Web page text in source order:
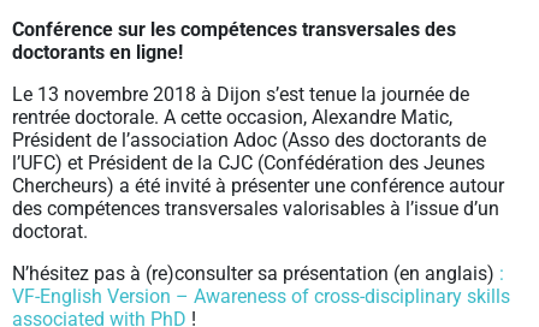
Conférence sur les compétences transversales des
doctorants en ligne!
Le 13 novembre 2018 à Dijon s’est tenue la journée de
rentrée doctorale. A cette occasion, Alexandre Matic,
Président de l’association Adoc (Asso des doctorants de
l’UFC) et Président de la CJC (Confédération des Jeunes
Chercheurs) a été invité à présenter une conférence autour
des compétences transversales valorisables à l’issue d’un
doctorat.
N’hésitez pas à (re)consulter sa présentation (en anglais) :
VF-English Version – Awareness of cross-disciplinary skills
associated with PhD !